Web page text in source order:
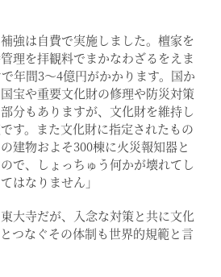
強は自費で実施しました。檀家を
理を拝観料でまかなわざるをえま
年間3〜4億円がかかります。国か
宝や重要文化財の修理や防災対策
分もありますが、文化財を維持し
す。また文化財に指定されたもの
建物およそ300棟に火災報知器と
で、しょっちゅう何かが壊れてし
はなりません」
大寺だが、入念な対策と共に文化
つなぐその体制も世界的規範と言